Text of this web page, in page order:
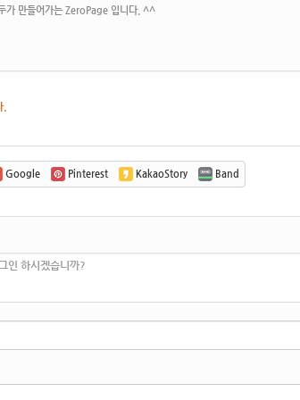
가 만들어가는 ZeroPage 입니다. ^^
Google Pinterest KakaoStory Band
인 하시겠습니까?